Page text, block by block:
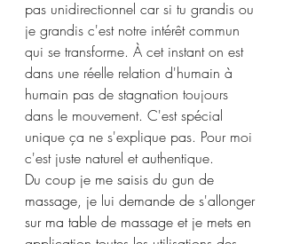
pas unidirectionnel car si tu grandis ou
je grandis c'est notre intérêt commun
qui se transforme. À cet instant on est
dans une réelle relation d'humain à
humain pas de stagnation toujours
dans le mouvement. C'est spécial
unique ça ne s'explique pas. Pour moi
c'est juste naturel et authentique.
Du coup je me saisis du gun de
massage, je lui demande de s'allonger
sur ma table de massage et je mets en